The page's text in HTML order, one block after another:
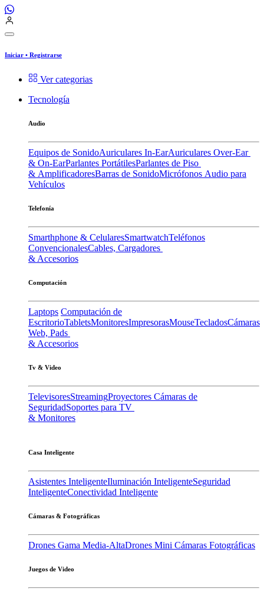
Iniciar • Registrarse
Ver categorias
Tecnología
Audio
Equipos de SonidoAuriculares In-EarAuriculares Over-Ear
& On-EarParlantes PortátilesParlantes de Piso
& AmplificadoresBarras de SonidoMicrófonos Audio para
Vehículos
Telefonía
Smarthphone & CelularesSmartwatchTeléfonos
ConvencionalesCables, Cargadores
& Accesorios
Computación
Laptops Computación de
EscritorioTabletsMonitoresImpresorasMouseTecladosCámaras
Web, Pads
& Accesorios
Tv & Video
TelevisoresStreamingProyectores Cámaras de
SeguridadSoportes para TV
& Monitores
Casa Inteligente
Asistentes InteligenteIluminación InteligenteSeguridad
InteligenteConectividad Inteligente
Cámaras & Fotográficas
Drones Gama Media-AltaDrones Mini Cámaras Fotográficas
Juegos de Video